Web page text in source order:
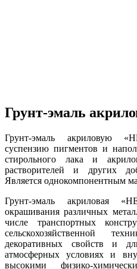
Грунт-эмаль
Грунт-эмаль акриловую
суспензию пигментов и
стирольного лака и
растворителей и других
Является однокомпонентным
Грунт-эмаль акриловая
окрашивания различных
числе транспортных
сельскохозяйственной
декоративных свойств и
атмосферных условиях и
высокими физико-